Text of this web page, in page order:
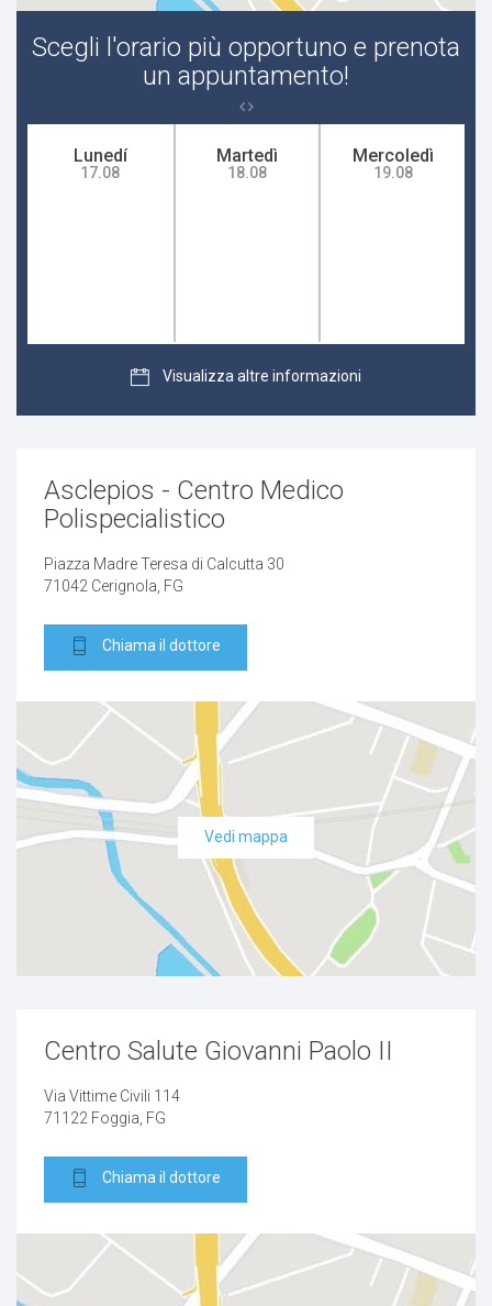
Scegli l'orario più opportuno e prenota
un appuntamento!
Lunedí
17.08
Martedì
18.08
Mercoledì
19.08
Visualizza altre informazioni
Asclepios - Centro Medico
Polispecialistico
Piazza Madre Teresa di Calcutta 30
71042 Cerignola, FG
Chiama il dottore
Vedi mappa
Centro Salute Giovanni Paolo II
Via Vittime Civili 114
71122 Foggia, FG
Chiama il dottore